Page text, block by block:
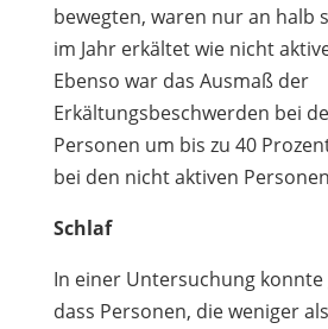
bewegten, waren nur an halb
im Jahr erkältet wie nicht
Ebenso war das Ausmaß der
Erkältungsbeschwerden bei
Personen um bis zu 40
bei den nicht aktiven
Schlaf
In einer Untersuchung konnte
dass Personen, die weniger